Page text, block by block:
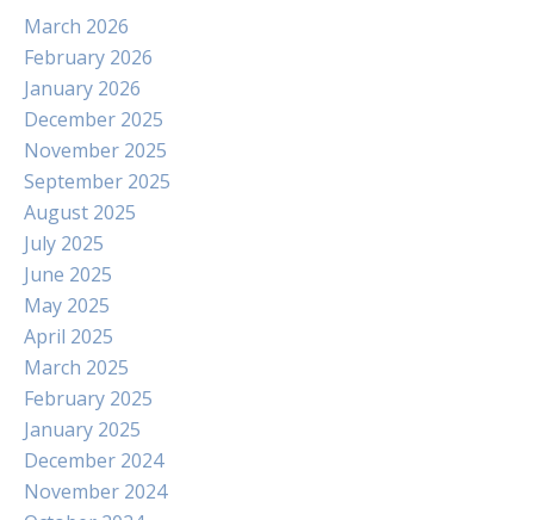
March 2026
February 2026
January 2026
December 2025
November 2025
September 2025
August 2025
July 2025
June 2025
May 2025
April 2025
March 2025
February 2025
January 2025
December 2024
November 2024